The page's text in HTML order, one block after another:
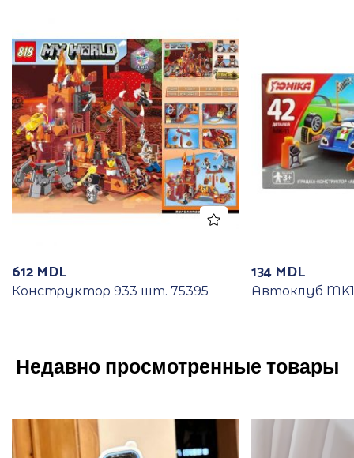
612 MDL
Конструктор 933 шт. 75395
134 MDL
Автоклуб
Недавно просмотренные товары